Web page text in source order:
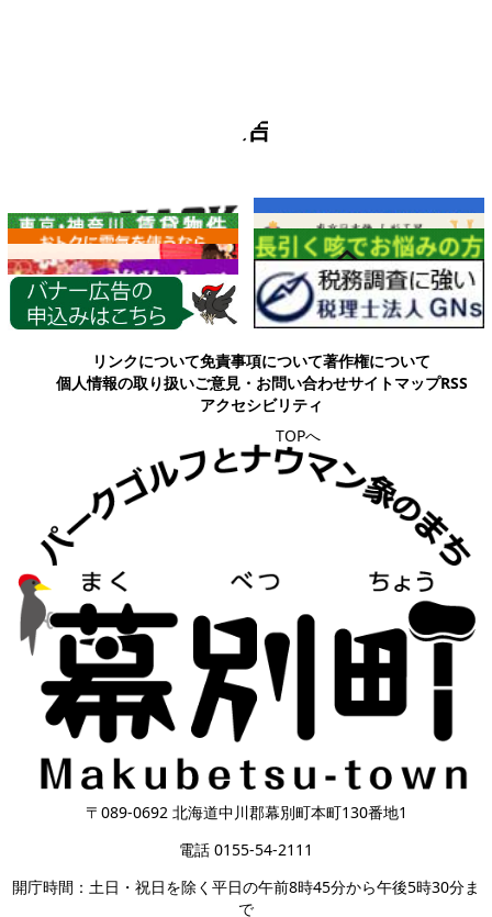
TOPへ
広告
各種情報
リンクについて免責事項について著作権について
個人情報の取り扱いご意見・お問い合わせサイトマップRSS
アクセシビリティ
〒089-0692 北海道中川郡幕別町本町130番地1
電話 0155-54-2111
開庁時間：土日・祝日を除く平日の午前8時45分から午後5時30分ま
で